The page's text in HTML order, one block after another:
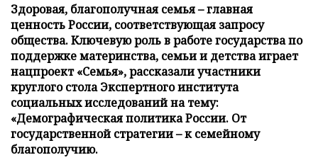
Здоровая, благополучная семья – главная
ценность России, соответствующая запросу
общества. Ключевую роль в работе государства по
поддержке материнства, семьи и детства играет
нацпроект «Семья», рассказали участники
круглого стола Экспертного института
социальных исследований на тему:
«Демографическая политика России. От
государственной стратегии – к семейному
благополучию.